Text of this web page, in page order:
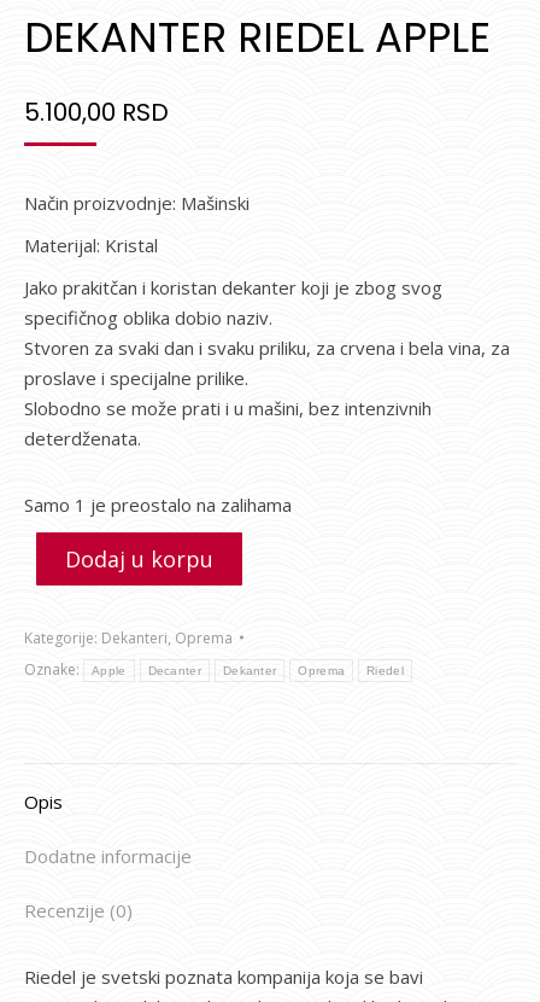
DEKANTER RIEDEL APPLE
5.100,00 RSD
Način proizvodnje: Mašinski
Materijal: Kristal
Jako prakitčan i koristan dekanter koji je zbog svog
specifičnog oblika dobio naziv.
Stvoren za svaki dan i svaku priliku, za crvena i bela vina, za
proslave i specijalne prilike.
Slobodno se može prati i u mašini, bez intenzivnih
deterdženata.
Samo 1 je preostalo na zalihama
Dodaj u korpu
Kategorije: Dekanteri, Oprema
Oznake:
Apple Decanter Dekanter Oprema Riedel
Opis
Dodatne informacije
Recenzije (0)
Riedel je svetski poznata kompanija koja se bavi